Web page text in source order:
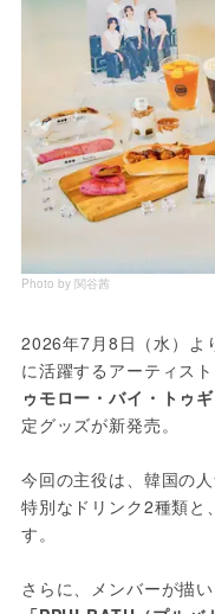
Photo by 関谷茜
2026年7月8日（水）よ
に活躍するアーティスト
ゥモロー・バイ・トゥギ
定グッズが新発売。
今回の主役は、韓国の
特別なドリンク2種類と
す。
さらに、メンバーが描